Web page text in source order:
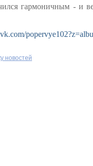
гармоничным - и
vk.com/
новостей